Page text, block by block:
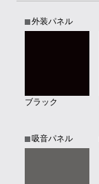
外装パネル
ブラック
吸音パネル